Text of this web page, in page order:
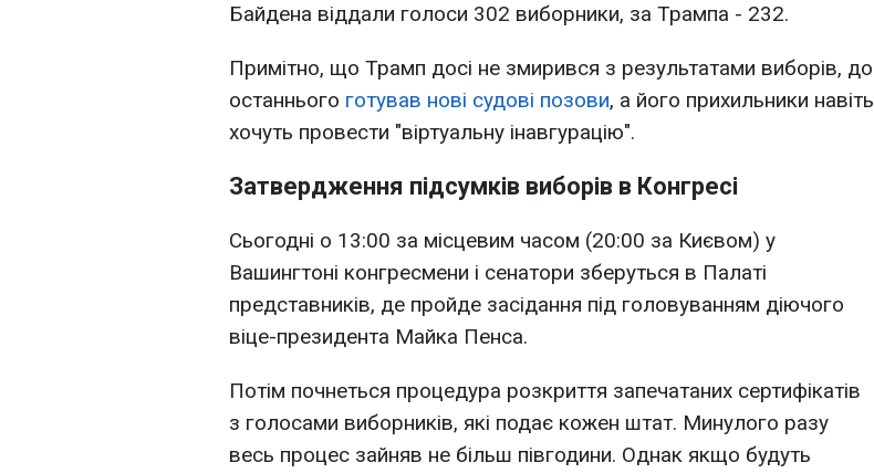
Байдена віддали голоси 302 виборники, за Трампа - 232.
Примітно, що Трамп досі не змирився з результатами виборів, до
останнього готував нові судові позови, а його прихильники навіть
хочуть провести "віртуальну інавгурацію".
Затвердження підсумків виборів в Конгресі
Сьогодні о 13:00 за місцевим часом (20:00 за Києвом) у
Вашингтоні конгресмени і сенатори зберуться в Палаті
представників, де пройде засідання під головуванням діючого
віце-президента Майка Пенса.
Потім почнеться процедура розкриття запечатаних сертифікатів
з голосами виборників, які подає кожен штат. Минулого разу
весь процес зайняв не більш півгодини. Однак якщо будуть